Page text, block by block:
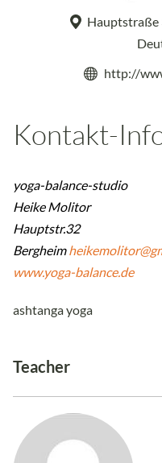
Hauptstraße
http://
Kontakt-
yoga-balance-studio
Heike Molitor
Hauptstr.32
Bergheim
www.yoga-balance.de
ashtanga yoga
Teacher